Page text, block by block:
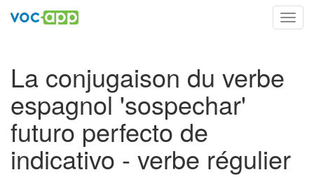
La conjugaison du verbe
espagnol 'sospechar'
futuro perfecto de
indicativo - verbe régulier